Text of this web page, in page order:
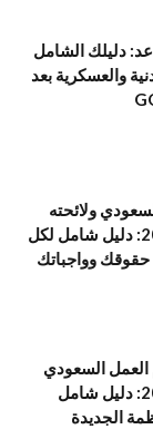
دليلك الشامل
والعسكرية بعد
ولائحته
التنفيذية 2026: دليل شامل لكل
وواجباتك
العمل السعودي
الإجازات 2026: دليل شامل
الجديدة